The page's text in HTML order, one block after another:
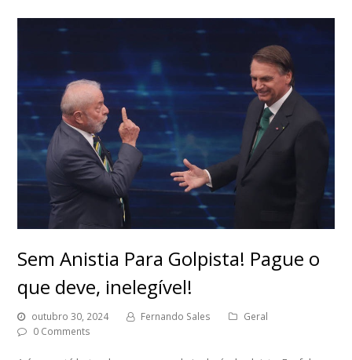
Sem Anistia Para Golpista! Pague o
que deve, inelegível!
outubro 30, 2024 Fernando Sales
Geral
0 Comments